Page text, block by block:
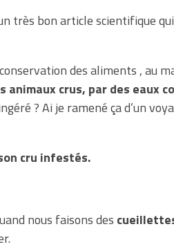
très bon article scientifique
des aliments , au
animaux crus, par des eaux
? Ai je ramené ça d’un
cru infestés.
nous faisons des